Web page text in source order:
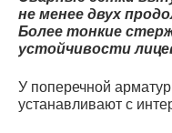
не менее двух
Более тонкие
устойчивости
У поперечной
устанавливают с